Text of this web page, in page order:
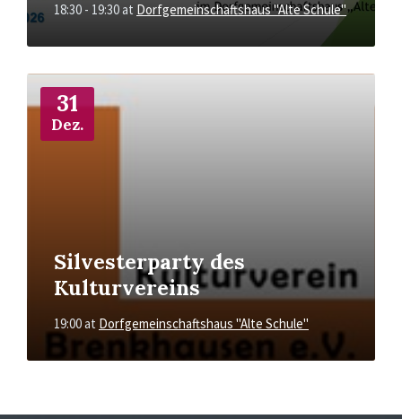
18:30 - 19:30at Dorfgemeinschaftshaus "Alte Schule"
31
Dez.
Silvesterparty des
Kulturvereins
19:00at Dorfgemeinschaftshaus "Alte Schule"
More